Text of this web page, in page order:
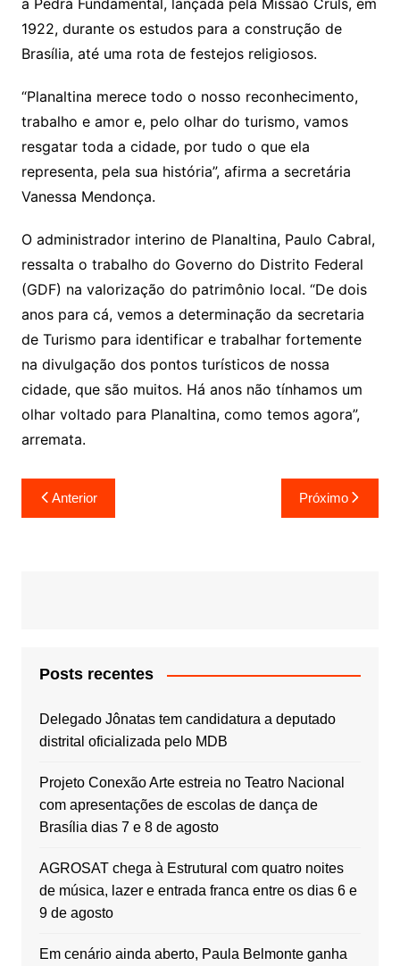
a Pedra Fundamental, lançada pela Missão Cruls, em
1922, durante os estudos para a construção de
Brasília, até uma rota de festejos religiosos.
“Planaltina merece todo o nosso reconhecimento,
trabalho e amor e, pelo olhar do turismo, vamos
resgatar toda a cidade, por tudo o que ela
representa, pela sua história”, afirma a secretária
Vanessa Mendonça.
O administrador interino de Planaltina, Paulo Cabral,
ressalta o trabalho do Governo do Distrito Federal
(GDF) na valorização do patrimônio local. “De dois
anos para cá, vemos a determinação da secretaria
de Turismo para identificar e trabalhar fortemente
na divulgação dos pontos turísticos de nossa
cidade, que são muitos. Há anos não tínhamos um
olhar voltado para Planaltina, como temos agora”,
arremata.
Navegação
de
Anterior Próximo
Posts recentes
Delegado Jônatas tem candidatura a deputado
distrital oficializada pelo MDB
Projeto Conexão Arte estreia no Teatro Nacional
com apresentações de escolas de dança de
Brasília dias 7 e 8 de agosto
AGROSAT chega à Estrutural com quatro noites
de música, lazer e entrada franca entre os dias 6 e
9 de agosto
Em cenário ainda aberto, Paula Belmonte ganha